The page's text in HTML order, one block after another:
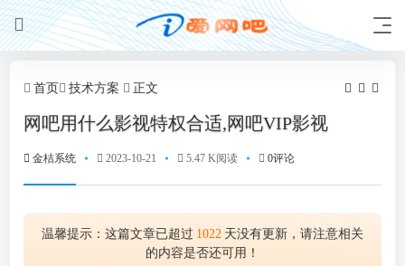
首页 技术方案 正文
网吧用什么影视特权合适,网吧VIP影视
金桔系统 2023-10-21 5.47 K阅读 0评论
温馨提示：这篇文章已超过 1022 天没有更新，请注意相关
的内容是否还可用！